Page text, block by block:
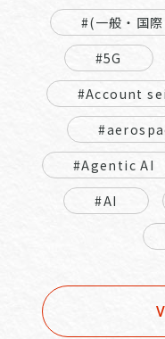
#(一般・国
#5G
#Account
#Agentic AI
#AI